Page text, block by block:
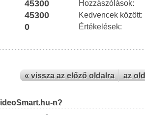
45300 Hozzászólások:
45300 Kedvencek között:
0 Értékelések:
« vissza az előző oldalra az
n?